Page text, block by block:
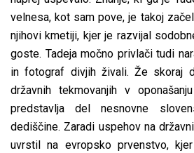
velnesa, kot sam pove, je takoj
njihovi kmetiji, kjer je razvijal
goste. Tadeja močno privlači tudi
in fotograf divjih živali. Že skoraj
državnih tekmovanjih v
predstavlja del nesnovne
dediščine. Zaradi uspehov na
uvrstil na evropsko prvenstvo,